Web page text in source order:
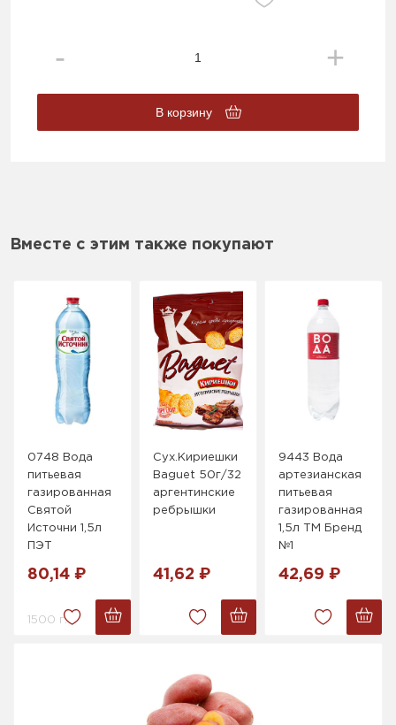
В корзину
Вместе с этим также покупают
0748 Вода
питьевая
газированная
Святой
Источни 1,5л
ПЭТ
80,14 ₽
1500 г.
Сух.Кириешки
Baguet 50г/32
аргентинские
ребрышки
41,62 ₽
9443 Вода
артезианская
питьевая
газированная
1,5л ТМ Бренд
№1
42,69 ₽